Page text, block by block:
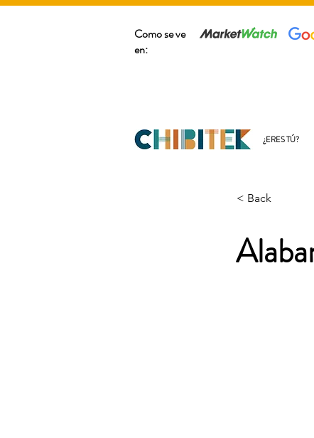
Como se ve
en:
¿ERES TÚ?
< Back